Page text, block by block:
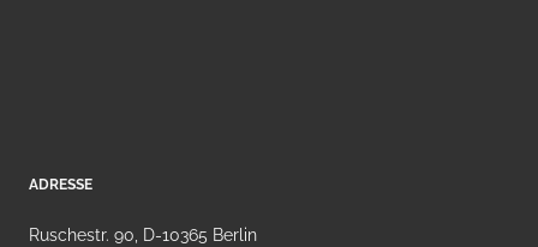
ADRESSE
Ruschestr. 90, D-10365 Berlin